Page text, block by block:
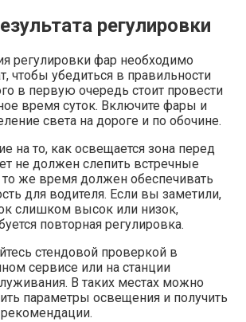
регулировки
регулировки фар необходимо
чтобы убедиться в правильности
в первую очередь стоит провести
время суток. Включите фары и
света на дороге и по обочине.
на то, как освещается зона перед
не должен слепить встречные
же время должен обеспечивать
для водителя. Если вы заметили,
слишком высок или низок,
повторная регулировка.
стендовой проверкой в
сервисе или на станции
В таких местах можно
параметры освещения и получить